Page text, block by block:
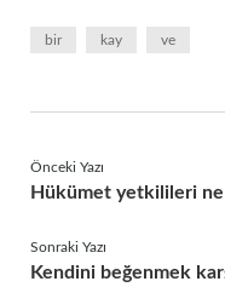
bir kay ve
Önceki Yazı
Hükümet yetkilileri
Sonraki Yazı
Kendini beğenmek